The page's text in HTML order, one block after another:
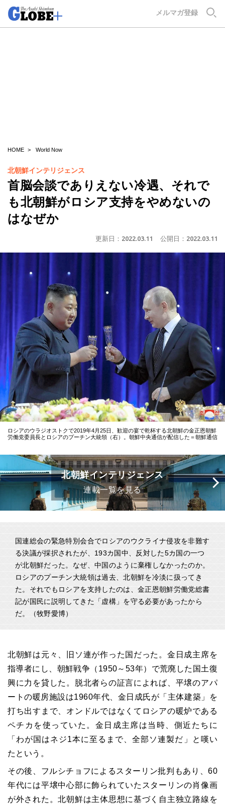
メルマガ登録
HOME World Now
北朝鮮インテリジェンス
首脳会談でありえない冷遇、それで
も北朝鮮がロシア支持をやめないの
はなぜか
更新日： 2022.03.11 公開日： 2022.03.11
ロシアのウラジオストクで2019年4月25日、歓迎の宴で乾杯する北朝鮮の金正恩朝鮮
労働党委員長とロシアのプーチン大統領（右）。朝鮮中央通信が配信した＝朝鮮通信
北朝鮮インテリジェンス
連載一覧を見る
国連総会の緊急特別会合でロシアのウクライナ侵攻を非難す
る決議が採択されたが、193カ国中、反対した5カ国の一つ
が北朝鮮だった。なぜ、中国のように棄権しなかったのか。
ロシアのプーチン大統領は過去、北朝鮮を冷淡に扱ってき
た。それでもロシアを支持したのは、金正恩朝鮮労働党総書
記が国民に説明してきた「虚構」を守る必要があったから
だ。（牧野愛博）
北朝鮮は元々、旧ソ連が作った国だった。金日成主席を
指導者にし、朝鮮戦争（1950～53年）で荒廃した国土復
興に力を貸した。脱北者らの証言によれば、平壌のアパ
ートの暖房施設は1960年代、金日成氏が「主体建築」を
打ち出すまで、オンドルではなくてロシアの暖炉である
ペチカを使っていた。金日成主席は当時、側近たちに
「わが国はネジ1本に至るまで、全部ソ連製だ」と嘆い
たという。
その後、フルシチョフによるスターリン批判もあり、60
年代には平壌中心部に飾られていたスターリンの肖像画
が外された。北朝鮮は主体思想に基づく自主独立路線を